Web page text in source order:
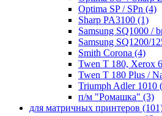
Optima SP / SPn (4)
Sharp PA3100 (1)
Samsung SQ1000 /
Samsung SQ1200/
Smith Corona (4)
Twen T 180, Xerox
Twen T 180 Plus /
Triumph Adler 1010
п/м "Ромашка" (3)
для матричных принтеров